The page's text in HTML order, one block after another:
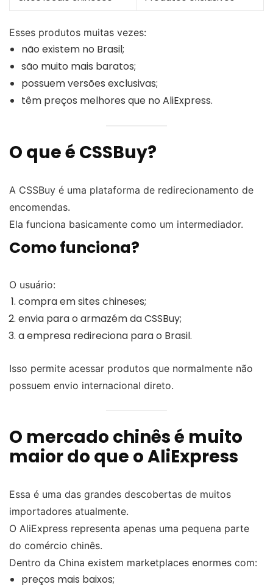
Esses produtos muitas vezes:
não existem no Brasil;
são muito mais baratos;
possuem versões exclusivas;
têm preços melhores que no AliExpress.
O que é CSSBuy?
A CSSBuy é uma plataforma de redirecionamento de
encomendas.
Ela funciona basicamente como um intermediador.
Como funciona?
O usuário:
compra em sites chineses;
envia para o armazém da CSSBuy;
a empresa redireciona para o Brasil.
Isso permite acessar produtos que normalmente não
possuem envio internacional direto.
O mercado chinês é muito
maior do que o AliExpress
Essa é uma das grandes descobertas de muitos
importadores atualmente.
O AliExpress representa apenas uma pequena parte
do comércio chinês.
Dentro da China existem marketplaces enormes com:
preços mais baixos;